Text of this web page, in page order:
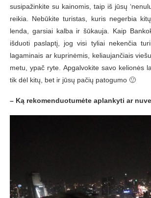
susipažinkite su kainomis, taip iš jūsų
reikia. Nebūkite turistas, kuris negerbia
lenda, garsiai kalba ir šūkauja. Kaip
išduoti paslaptį, jog visi tyliai nekenčia
lagaminais ar kuprinėmis, keliaujančiais
metu, ypač ryte. Apgalvokite savo kelionės
tik dėl kitų, bet ir jūsų pačių patogumo 🙂
– Ką rekomenduotumėte aplankyti ar